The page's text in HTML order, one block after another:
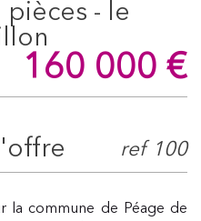
160 000 €
ref 100
la commune de Péage de